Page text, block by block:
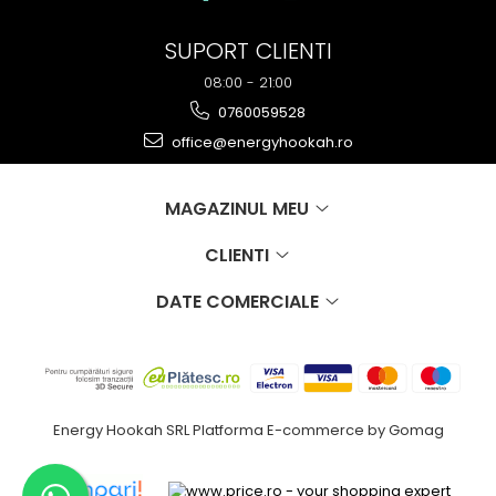
SUPORT CLIENTI
08:00 - 21:00
0760059528
office@energyhookah.ro
MAGAZINUL MEU
CLIENTI
DATE COMERCIALE
Energy Hookah SRLPlatforma E-commerce by Gomag